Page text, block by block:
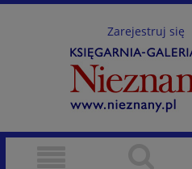
Zarejestruj się